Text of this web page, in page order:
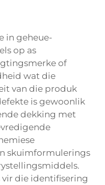
in geheue-
op as
of
wat die
van die produk
is gewoonlik
dekking met
skuimformulerings
die identifisering